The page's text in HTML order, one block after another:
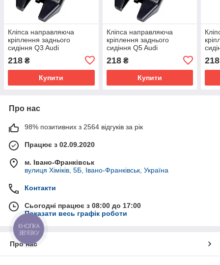
Кліпса направляюча
кріплення заднього
сидіння Q3 Audi
218 ₴
Купити
Кліпса направляюча
кріплення заднього
сидіння Q5 Audi
218₴
Купити
218
Про нас
98% позитивних з 2564 відгуків за рік
Працює з 02.09.2020
м. Івано-Франківськ
вулиця Хіміків, 5Б, Івано-Франківськ, Україна
Контакти
Сьогодні працює з 08:00 до 17:00
Показати весь графік роботи
Про нас
КНОПКА
ЗВ'ЯЗКУ